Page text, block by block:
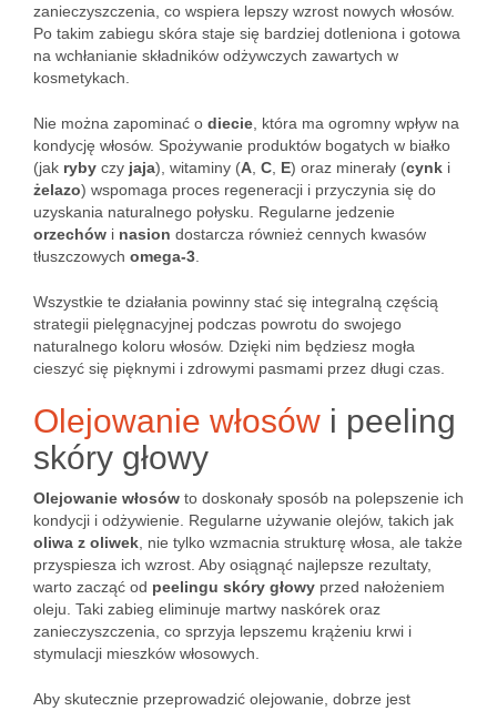
zanieczyszczenia, co wspiera lepszy wzrost nowych włosów.
Po takim zabiegu skóra staje się bardziej dotleniona i gotowa
na wchłanianie składników odżywczych zawartych w
kosmetykach.
Nie można zapominać o diecie , która ma ogromny wpływ na
kondycję włosów. Spożywanie produktów bogatych w białko
(jak ryby czy jaja), witaminy (A C E) oraz minerały (cynk i
żelazo) wspomaga proces regeneracji i przyczynia się do
uzyskania naturalnego połysku. Regularne jedzenie
orzechów i nasion dostarcza również cennych kwasów
tłuszczowych omega-3
Wszystkie te działania powinny stać się integralną częścią
strategii pielęgnacyjnej podczas powrotu do swojego
naturalnego koloru włosów. Dzięki nim będziesz mogła
cieszyć się pięknymi i zdrowymi pasmami przez długi czas.
Olejowanie włosów i peeling
skóry głowy
Olejowanie włosów to doskonały sposób na polepszenie ich
kondycji i odżywienie. Regularne używanie olejów, takich jak
oliwa z oliwek , nie tylko wzmacnia strukturę włosa, ale także
przyspiesza ich wzrost. Aby osiągnąć najlepsze rezultaty,
warto zacząć od peelingu skóry głowy przed nałożeniem
oleju. Taki zabieg eliminuje martwy naskórek oraz
zanieczyszczenia, co sprzyja lepszemu krążeniu krwi i
stymulacji mieszków włosowych.
Aby skutecznie przeprowadzić olejowanie, dobrze jest